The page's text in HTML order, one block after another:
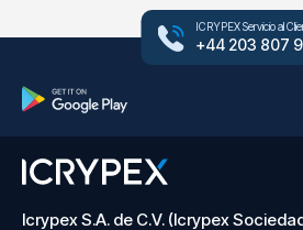
ICRYPEX Servicio al
+44 203 807
Icrypex S.A. de C.V. (Icrypex